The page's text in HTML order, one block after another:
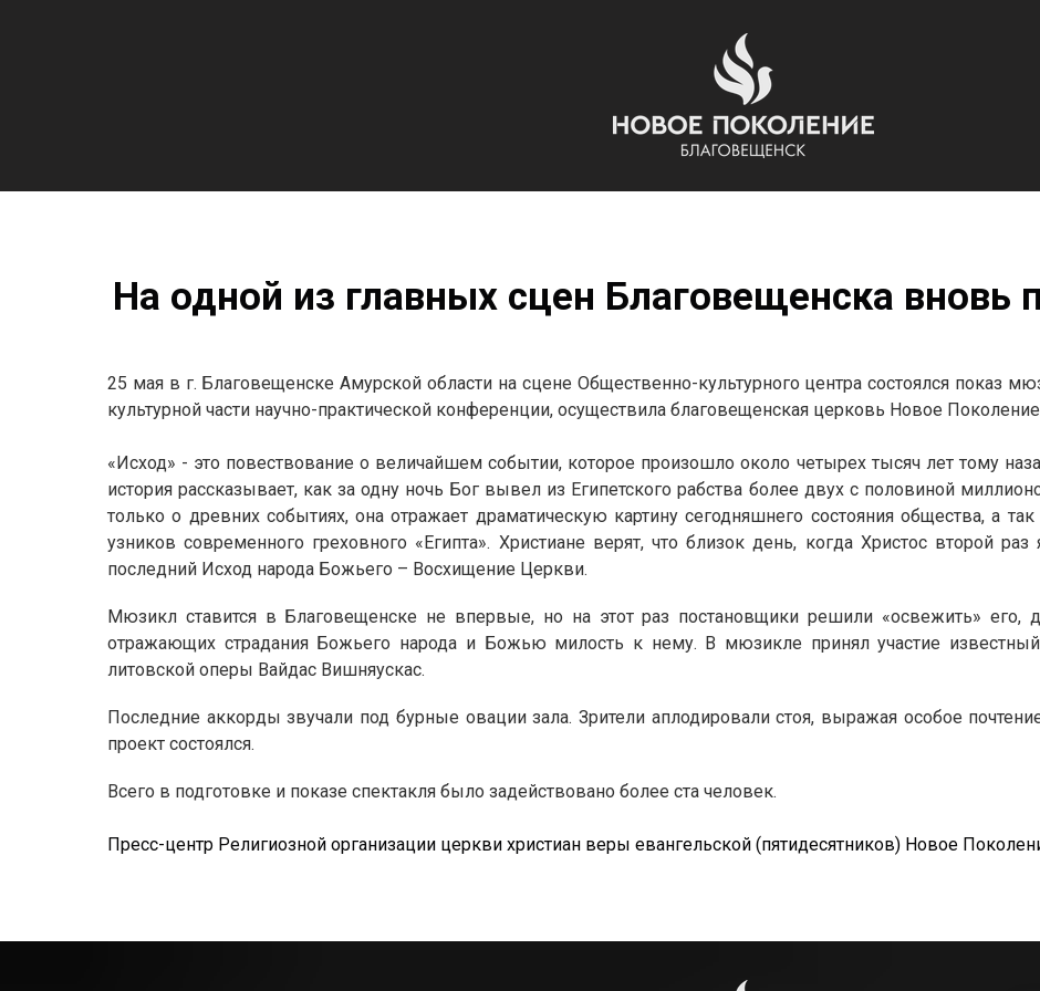
На одной из главных сцен Благовещенска вновь
25 мая в г. Благовещенске Амурской области на сцене Общественно-культурного центра состоялся показ
культурной части научно-практической конференции, осуществила благовещенская церковь Новое
«Исход» - это повествование о величайшем событии, которое произошло около четырех тысяч лет тому
история рассказывает, как за одну ночь Бог вывел из Египетского рабства более двух с половиной
только о древних событиях, она отражает драматическую картину сегодняшнего состояния общества, а
узников современного греховного «Египта». Христиане верят, что близок день, когда Христос второй
последний Исход народа Божьего – Восхищение Церкви.
Мюзикл ставится в Благовещенске не впервые, но на этот раз постановщики решили «освежить» его,
отражающих страдания Божьего народа и Божью милость к нему. В мюзикле принял участие
литовской оперы Вайдас Вишняускас.
Последние аккорды звучали под бурные овации зала. Зрители аплодировали стоя, выражая особое
проект состоялся.
Всего в подготовке и показе спектакля было задействовано более ста человек.
Пресс-центр Религиозной организации церкви христиан веры евангельской (пятидесятников) Новое